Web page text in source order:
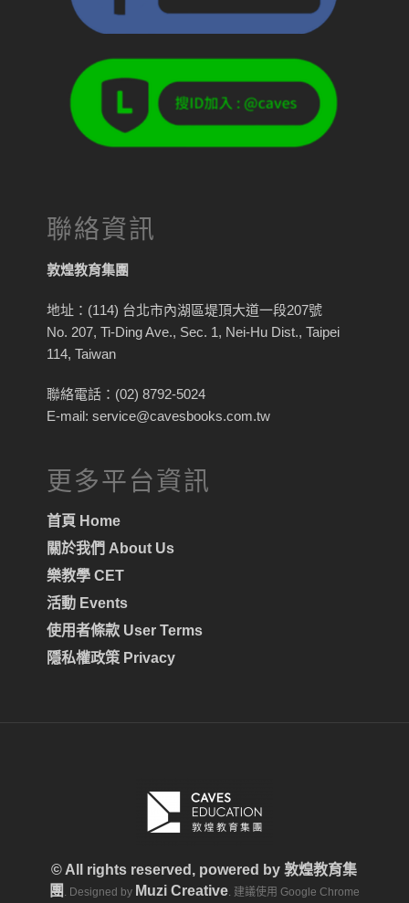
聯絡資訊
敦煌教育集團
地址：(114) 台北市內湖區堤頂大道一段207號
No. 207, Ti-Ding Ave., Sec. 1, Nei-Hu Dist., Taipei
114, Taiwan
聯絡電話：(02) 8792-5024
E-mail: service@cavesbooks.com.tw
更多平台資訊
首頁 Home
關於我們 About Us
樂教學 CET
活動 Events
使用者條款 User Terms
隱私權政策 Privacy
© All rights reserved, powered by敦煌教育集
團 . Designed by Muzi Creative. 建議使用 Google Chrome